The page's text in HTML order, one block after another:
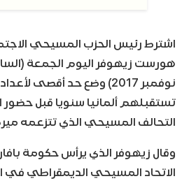
اشترط رئيس الحزب المسيحي
هورست زيهوفر اليوم الجمعة
نوفمبر 2017) وضع حد أقصى
تستقبلهم ألمانيا سنويا قبل
التحالف المسيحي الذي تتزعمه
وقال زيهوفر الذي يرأس حكومة
الاتحاد المسيحي الديمقراطي في